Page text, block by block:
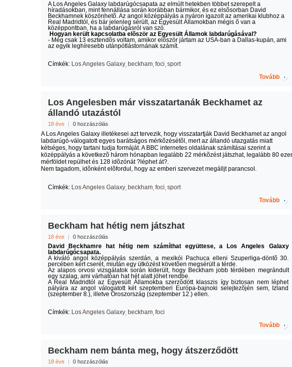
A Los Angeles Galaxy labdarúgócsapata az elmúlt hetekben többet szerepelt a
híradásokban, mint fennállása során korábban bármikor, és ez elsõsorban David
Beckhamnek köszönhetõ. Az angol középpályás a nyáron igazolt az amerikai klubhoz a
Real Madridtól, és bár jelenleg sérült, az Egyesült Államokban mégis õ van a
középpontban, ha a labdarúgásról van szó.
Hogyan került kapcsolatba elõször az Egyesült Államok labdarúgásával?
- Még csak 13 esztendõs voltam, amikor elõször jártam az USA-ban a Dallas-kupán, ami
az egyik leghíresebb utánpótlástornának számít.
Címkék: Los Angeles Galaxy beckham foci sport
Tovább
Los Angelesben már visszatartanák Beckhamet az
állandó utazástól
18 éve | 0 hozzászólás
A Los Angeles Galaxy illetékesei azt tervezik, hogy visszatartják David Beckhamet az angol
labdarúgó-válogatott egyes barátságos mérkõzésétõl, mert az állandó utazgatás miatt
kétséges, hogy tartani tudja formáját. A BBC internetes oldalának számításai szerint a
középpályás a következõ három hónapban legalább 22 mérkõzést játszhat, legalább 80 ezer
mérföldet repülhet és 128 idõzónát ?léphet át?.
Nem tagadom, idõnként elõfordul, hogy az emberi szervezet megálljt parancsol.
Címkék: Los Angeles Galaxy beckham foci sport
Tovább
Beckham hat hétig nem játszhat
18 éve | 0 hozzászólás
David Beckhamre hat hétig nem számíthat együttese, a Los Angeles Galaxy
labdarúgócsapata.
A kiváló angol középpályás szerdán, a mexikói Pachuca elleni Szuperliga-döntõ 30.
percében kért cserét, miután egy ütközést követõen megsérült a térde.
Az alapos orvosi vizsgálatok során kiderült, hogy Beckham jobb térdében megrándult
egy szalag, ami várhatóan hat hét alatt jöhet rendbe.
A Real Madridtól az Egyesült Államokba szerzõdött klasszis így biztosan nem léphet
pályára az angol válogatott két szeptemberi Európa-bajnoki selejtezõjén sem, Izland
(szeptember 8.), illetve Oroszország (szeptember 12.) ellen.
Címkék: Los Angeles Galaxy beckham foci
Tovább
Beckham nem bánta meg, hogy átszerződött
18 éve | 0 hozzászólás